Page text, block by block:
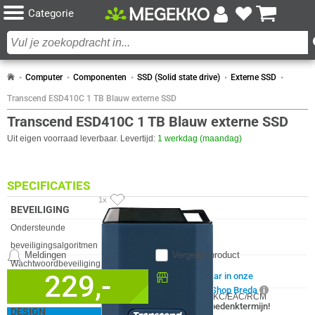
Categorie
Computer Componenten SSD (Solid state drive) Externe SSD
Transcend ESD410C 1 TB Blauw externe SSD
Transcend ESD410C 1 TB Blauw externe SSD
Uit eigen voorraad leverbaar. Levertijd: 1 werkdag (maandag)
1x
229,-
Beschikbaar in onze
Megekko Shop Breda
✓ 30 dagen bedenktermijn!
Vergelijk product
Meldingen
SPECIFICATIES
BEVEILIGING
Eigenschap Waarde
Ondersteunde
beveiligingsalgoritmen
Wachtwoordbeveiliging
CERTIFICATEN
Eigenschap Waarde
Certificering CE/UKCA/FCC/BSMI/KC/EAC/RCM
DESIGN